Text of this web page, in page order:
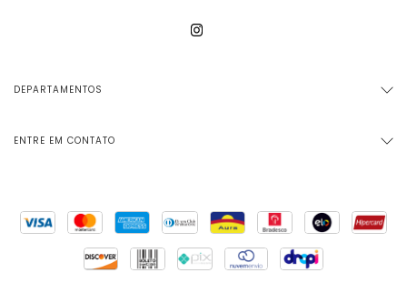
DEPARTAMENTOS
ENTRE EM CONTATO